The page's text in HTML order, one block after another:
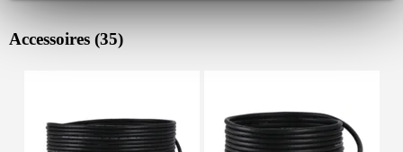
Accessoires (35)